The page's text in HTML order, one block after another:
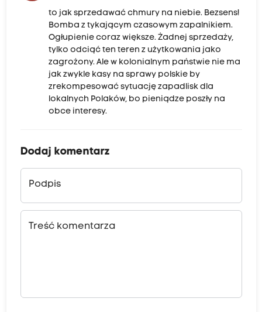
to jak sprzedawać chmury na niebie. Bezsens!
Bomba z tykającym czasowym zapalnikiem.
Ogłupienie coraz większe. Żadnej sprzedaży,
tylko odciąć ten teren z użytkowania jako
zagrożony. Ale w kolonialnym państwie nie ma
jak zwykle kasy na sprawy polskie by
zrekompesować sytuację zapadlisk dla
lokalnych Polaków, bo pieniądze poszły na
obce interesy.
Dodaj komentarz
Podpis
Treść komentarza